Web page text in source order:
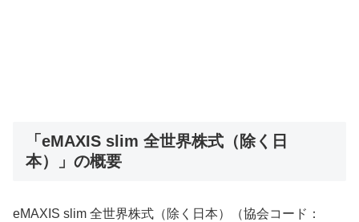
「eMAXIS slim 全世界株式（除く日
本）」の概要
eMAXIS slim 全世界株式（除く日本）（協会コード：